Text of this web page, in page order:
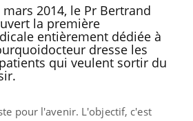
mars 2014, le Pr Bertrand
la première
entièrement dédiée à
dresse les
qui veulent sortir du
pour l'avenir. L'objectif, c'est